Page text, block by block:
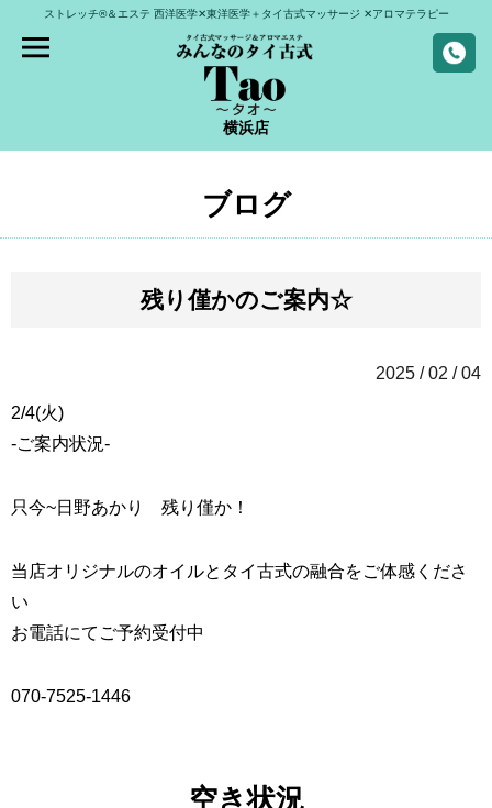
ストレッチ®＆エステ 西洋医学✕東洋医学＋タイ古式マッサージ ✕アロマテラピー
横浜店
ブログ
残り僅かのご案内☆
2025 / 02 / 04
2/4(火)
-ご案内状況-
只今~日野あかり 残り僅か！
当店オリジナルのオイルとタイ古式の融合をご体感くださ
い
お電話にてご予約受付中
070-7525-1446
空き状況